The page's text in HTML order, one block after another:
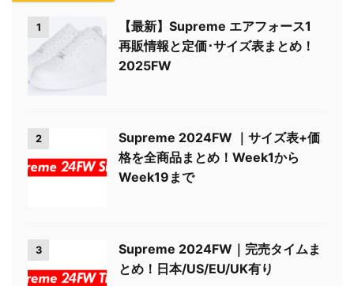
1
【最新】Supreme エアフォース1
再販情報と定価･サイズ表まとめ！
2025FW
2
Supreme 2024FW ｜サイズ表+価
格を全商品まとめ！Week1から
Week19まで
3
Supreme 2024FW｜完売タイムま
とめ！日本/US/EU/UK有り